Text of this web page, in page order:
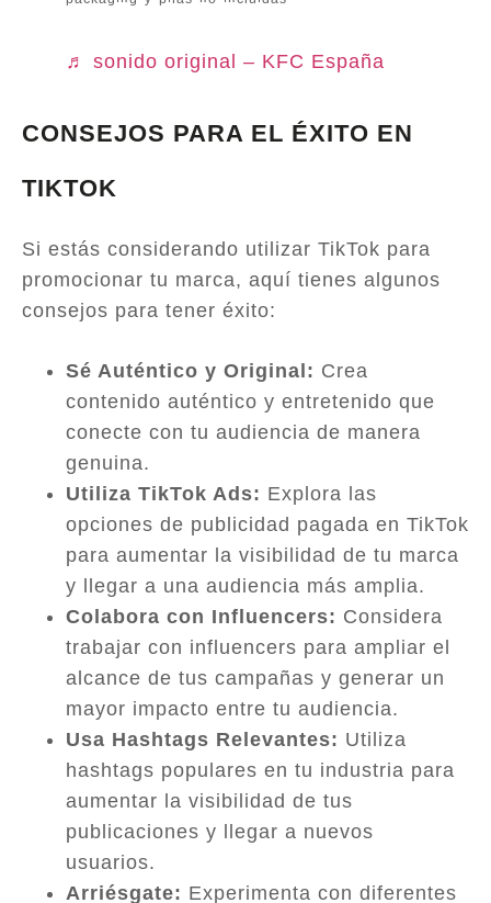
♬ sonido original – KFC España
CONSEJOS PARA EL ÉXITO EN
TIKTOK
Si estás considerando utilizar TikTok para
promocionar tu marca, aquí tienes algunos
consejos para tener éxito:
Sé Auténtico y Original: Crea
contenido auténtico y entretenido que
conecte con tu audiencia de manera
genuina.
Utiliza TikTok Ads: Explora las
opciones de publicidad pagada en TikTok
para aumentar la visibilidad de tu marca
y llegar a una audiencia más amplia.
Colabora con Influencers: Considera
trabajar con influencers para ampliar el
alcance de tus campañas y generar un
mayor impacto entre tu audiencia.
Usa Hashtags Relevantes: Utiliza
hashtags populares en tu industria para
aumentar la visibilidad de tus
publicaciones y llegar a nuevos
usuarios.
Arriésgate: Experimenta con diferentes